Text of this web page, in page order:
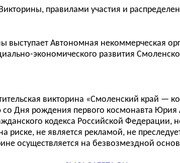
правилами участия и
выступает Автономная некоммерческая
экономического развития
викторина «Смоленский край —
Дня рождения первого космонавта Юрия
кодекса Российской Федерации,
риске, не является рекламой, не
осуществляется на безвозмездной